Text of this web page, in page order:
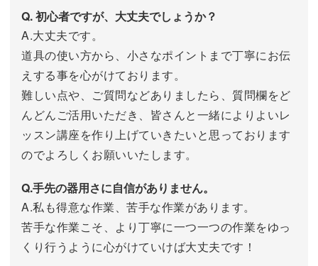
Q. 初心者ですが、大丈夫でしょうか？
A.大丈夫です。
道具の使い方から、小さなポイントまで丁寧にお伝
えする事を心がけております。
難しい点や、ご質問などありましたら、質問欄をど
んどんご活用いただき、皆さんと一緒によりよいレ
ッスン講座を作り上げていきたいと思っております
のでよろしくお願いいたします。
Q.手先の器用さに自信がありません。
A.私も得意な作業、苦手な作業があります。
苦手な作業こそ、より丁寧に一つ一つの作業をゆっ
くり行うように心がけていけば大丈夫です！